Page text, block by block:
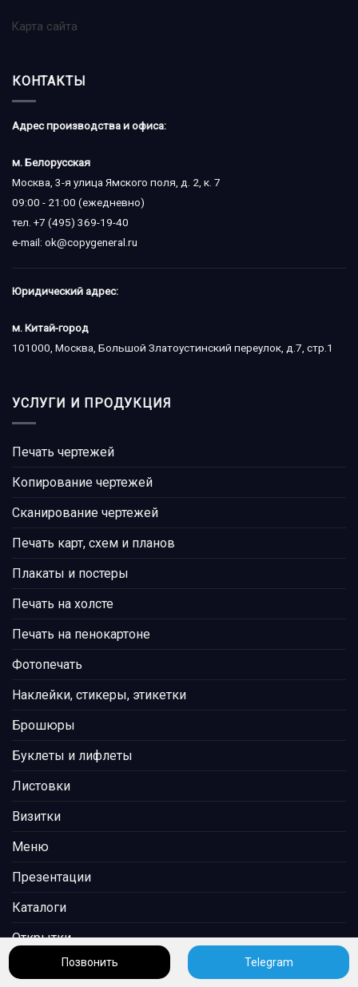
Позвонить Telegram
Карта сайта
КОНТАКТЫ
Адрес производства и офиса:
м. Белорусская
Москва, 3-я улица Ямского поля, д. 2, к. 7
09:00 - 21:00 (ежедневно)
тел. +7 (495) 369-19-40
e-mail: ok@copygeneral.ru
Юридический адрес:
м. Китай-город
101000, Москва, Большой Златоустинский переулок, д.7, стр.1
УСЛУГИ И ПРОДУКЦИЯ
Печать чертежей
Копирование чертежей
Сканирование чертежей
Печать карт, схем и планов
Плакаты и постеры
Печать на холсте
Печать на пенокартоне
Фотопечать
Наклейки, стикеры, этикетки
Брошюры
Буклеты и лифлеты
Листовки
Визитки
Меню
Презентации
Каталоги
Открытки
Журналы